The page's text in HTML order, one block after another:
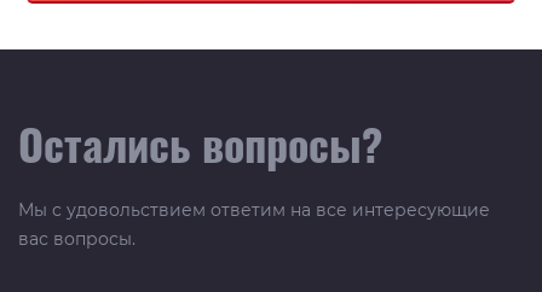
Остались вопросы?
Мы с удовольствием ответим на все интересующие
вас вопросы.